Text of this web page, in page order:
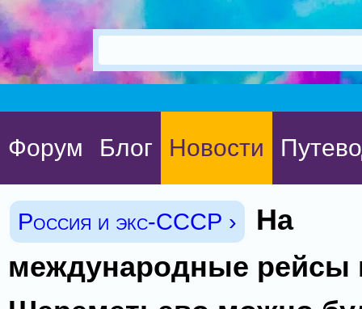
Форум Блог Новости
Россия и экс-СССР ›
На
международные рейсы